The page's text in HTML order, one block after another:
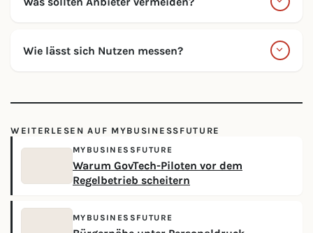
Wie lässt sich Nutzen messen?
WEITERLESEN AUF MYBUSINESSFUTURE
MYBUSINESSFUTURE
Warum GovTech-Piloten vor dem
Regelbetrieb scheitern
MYBUSINESSFUTURE